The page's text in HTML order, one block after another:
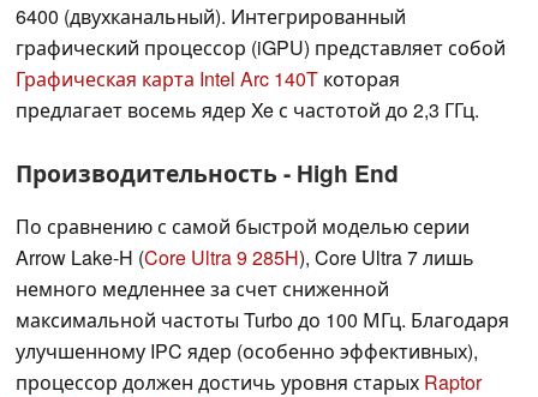
6400 (двухканальный). Интегрированный
графический процессор (iGPU) представляет собой
Графическая карта Intel Arc 140T которая
предлагает восемь ядер Xe с частотой до 2,3 ГГц.
Производительность - High End
По сравнению с самой быстрой моделью серии
Arrow Lake-H (Core Ultra 9 285H), Core Ultra 7 лишь
немного медленнее за счет сниженной
максимальной частоты Turbo до 100 МГц. Благодаря
улучшенному IPC ядер (особенно эффективных),
процессор должен достичь уровня старых Raptor